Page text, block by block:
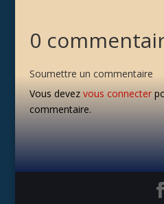
0
Soumettre un commentaire
Vous devez vous connecter
commentaire.